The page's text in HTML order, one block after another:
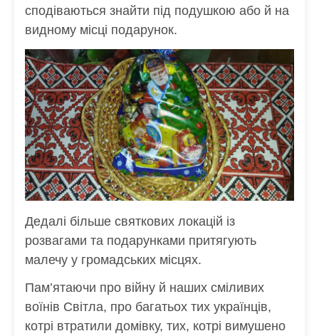
сподіваються знайти під подушкою або й на
видному місці подарунок.
Дедалі більше святкових локацій із
розвагами та подарунками притягують
малечу у громадських місцях.
Пам’ятаючи про війну й наших сміливих
воїнів Світла, про багатьох тих українців,
котрі втратили домівку, тих, котрі вимушено